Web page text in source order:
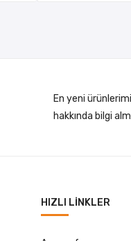
En yeni
hakkında bilgi
HIZLI LINKLER